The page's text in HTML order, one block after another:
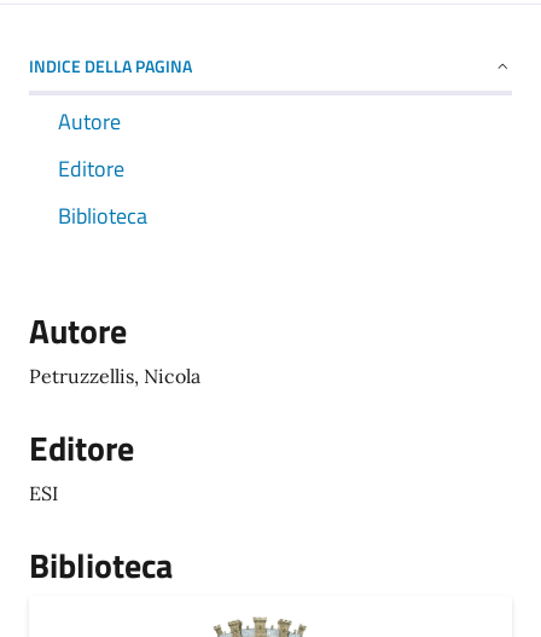
INDICE DELLA PAGINA
Autore
Editore
Biblioteca
Autore
Petruzzellis, Nicola
Editore
ESI
Biblioteca